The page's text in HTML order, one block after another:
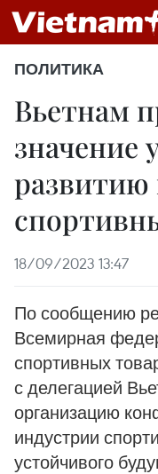
ПОЛИТИКА
Вьетнам
значение
развитию
18/09/2023 13:47
По сообщению
Всемирная
спортивных
с делегацией
организацию
индустрии
устойчивого